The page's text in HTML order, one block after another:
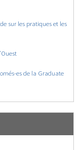
sur les pratiques et les
es de la Graduate